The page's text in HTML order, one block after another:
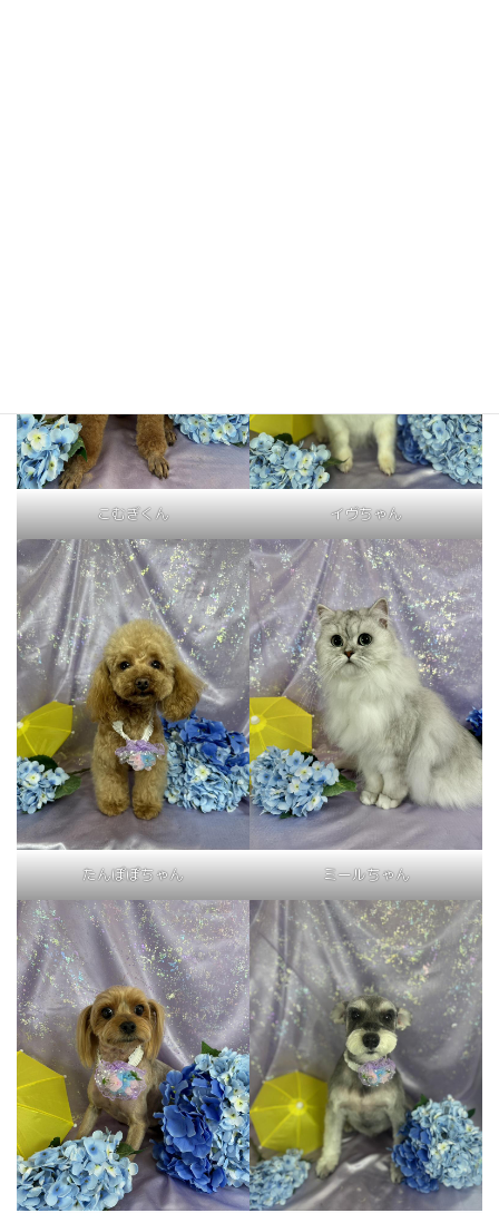
こむぎくん イヴちゃん
たんぽぽちゃん ミールちゃん